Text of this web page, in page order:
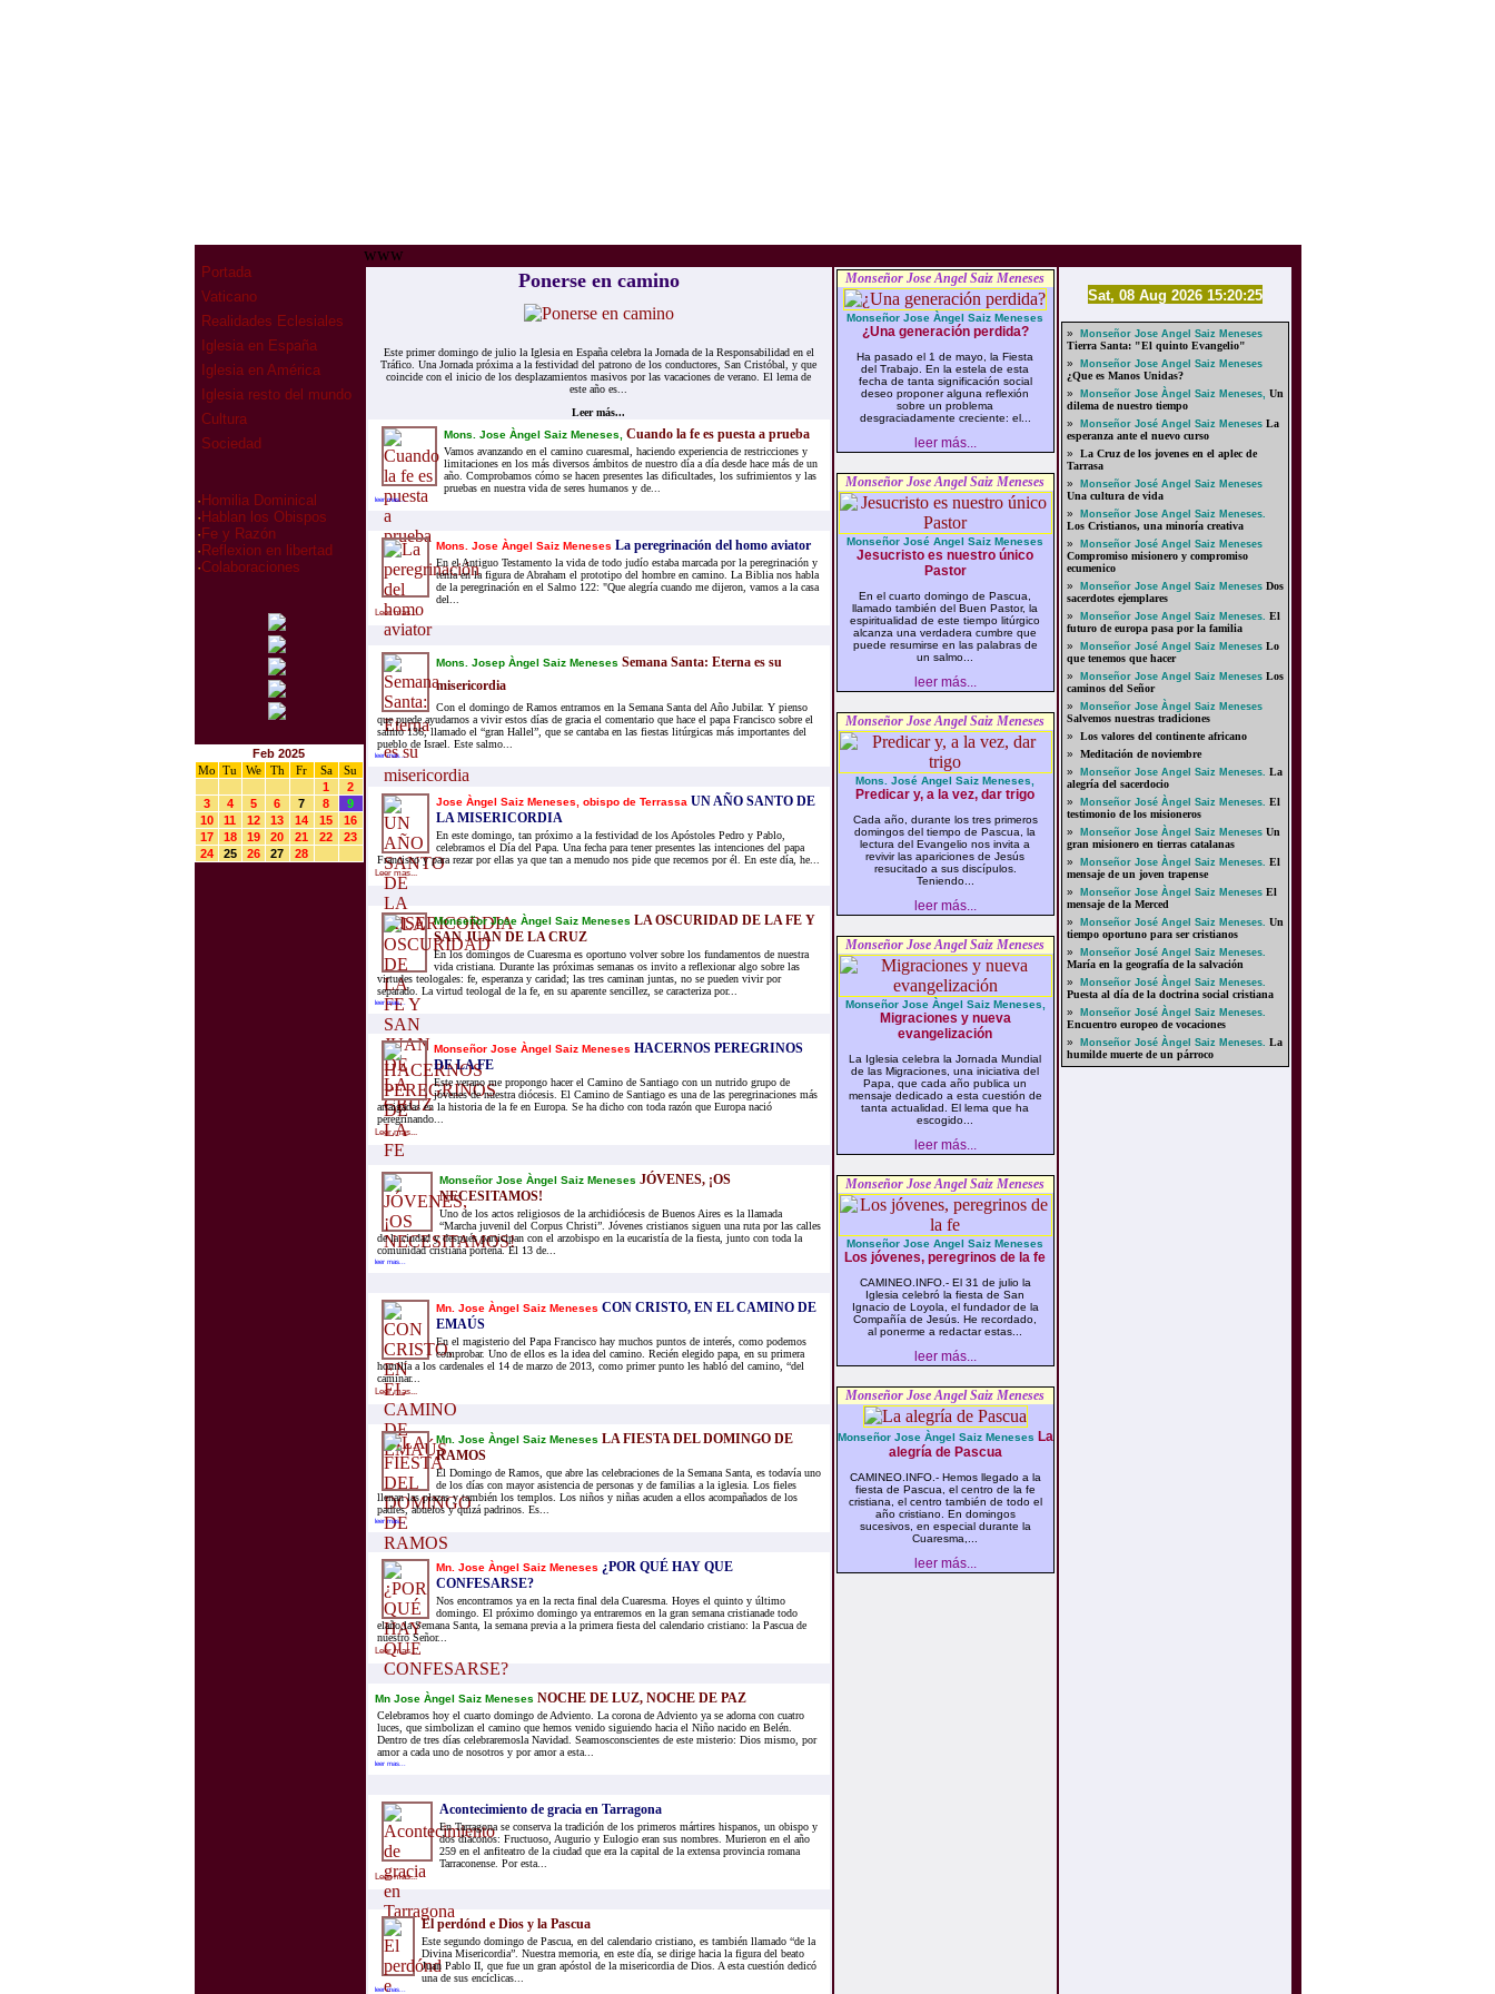
Portada
Vaticano
Realidades Eclesiales
Iglesia en España
Iglesia en América
Iglesia resto del mundo
Cultura
Sociedad
· Homilia Dominical
· Hablan los Obispos
· Fe y Razón
· Reflexion en libertad
·Colaboraciones
Feb 2025
Mo Tu We Th Fr Sa
Su
1
2
3
4 5 6 7 8
9
10
11 12 13 14 15
16
17
18 19 20 21 22
23
24
25 26 27 28
www
Ponerse en camino
Este primer domingo de julio la Iglesia en España celebra la Jornada de la Responsabilidad en el
Tráfico. Una Jornada próxima a la festividad del patrono de los conductores, San Cristóbal, y que
coincide con el inicio de los desplazamientos masivos por las vacaciones de verano. El lema de
este año es...
Leer más...
Mons. Jose Àngel Saiz Meneses, Cuando la fe es puesta a prueba
Vamos avanzando en el camino cuaresmal, haciendo experiencia de restricciones y
limitaciones en los más diversos ámbitos de nuestro día a día desde hace más de un
año. Comprobamos cómo se hacen presentes las dificultades, los sufrimientos y las
pruebas en nuestra vida de seres humanos y de...
leer mas...
Mons. Jose Àngel Saiz Meneses La peregrinación del homo aviator
En el Antiguo Testamento la vida de todo judío estaba marcada por la peregrinación y
tenía en la figura de Abraham el prototipo del hombre en camino. La Biblia nos habla
de la peregrinación en el Salmo 122: "Que alegría cuando me dijeron, vamos a la casa
del...
Leer mas...
Mons. Josep Àngel Saiz Meneses Semana Santa: Eterna es su
misericordia
Con el domingo de Ramos entramos en la Semana Santa del Año Jubilar. Y pienso
que puede ayudarnos a vivir estos días de gracia el comentario que hace el papa Francisco sobre el
salmo 136, llamado el “gran Hallel”, que se cantaba en las fiestas litúrgicas más importantes del
pueblo de Israel. Este salmo...
leer mas...
Jose Àngel Saiz Meneses, obispo de TerrassaUN AÑO SANTO DE
LA MISERICORDIA
En este domingo, tan próximo a la festividad de los Apóstoles Pedro y Pablo,
celebramos el Día del Papa. Una fecha para tener presentes las intenciones del papa
Francisco y para rezar por ellas ya que tan a menudo nos pide que recemos por él. En este día, he...
Leer mas...
Monseñor Jose Àngel Saiz Meneses LA OSCURIDAD DE LA FE Y
SAN JUAN DE LA CRUZ
En los domingos de Cuaresma es oportuno volver sobre los fundamentos de nuestra
vida cristiana. Durante las próximas semanas os invito a reflexionar algo sobre las
virtudes teologales: fe, esperanza y caridad; las tres caminan juntas, no se pueden vivir por
separado. La virtud teologal de la fe, en su aparente sencillez, se caracteriza por...
leer mas...
Monseñor Jose Àngel Saiz Meneses HACERNOS PEREGRINOS
DE LA FE
Este verano me propongo hacer el Camino de Santiago con un nutrido grupo de
jóvenes de nuestra diócesis. El Camino de Santiago es una de las peregrinaciones más
arraigadas en la historia de la fe en Europa. Se ha dicho con toda razón que Europa nació
peregrinando...
Leer mas...
Monseñor Jose Àngel Saiz Meneses JÓVENES, ¡OS
NECESITAMOS!
Uno de los actos religiosos de la archidiócesis de Buenos Aires es la llamada
“Marcha juvenil del Corpus Christi”. Jóvenes cristianos siguen una ruta por las calles
de la ciudad y después participan con el arzobispo en la eucaristía de la fiesta, junto con toda la
comunidad cristiana porteña. El 13 de...
leer mas...
Mn. Jose Àngel Saiz Meneses CON CRISTO, EN EL CAMINO DE
EMAÚS
En el magisterio del Papa Francisco hay muchos puntos de interés, como podemos
comprobar. Uno de ellos es la idea del camino. Recién elegido papa, en su primera
homilía a los cardenales el 14 de marzo de 2013, como primer punto les habló del camino, “del
caminar...
Leer mas...
Mn. Jose Àngel Saiz Meneses LA FIESTA DEL DOMINGO DE
RAMOS
El Domingo de Ramos, que abre las celebraciones de la Semana Santa, es todavía uno
de los días con mayor asistencia de personas y de familias a la iglesia. Los fieles
llenan las plazas y también los templos. Los niños y niñas acuden a ellos acompañados de los
padres, abuelos y quizá padrinos. Es...
leer mas...
Mn. Jose Àngel Saiz Meneses ¿POR QUÉ HAY QUE
CONFESARSE?
Nos encontramos ya en la recta final dela Cuaresma. Hoyes el quinto y último
domingo. El próximo domingo ya entraremos en la gran semana cristianade todo
elaño,la Semana Santa, la semana previa a la primera fiesta del calendario cristiano: la Pascua de
nuestro Señor...
Leer mas...
Mn Jose Àngel Saiz Meneses NOCHE DE LUZ, NOCHE DE PAZ
Celebramos hoy el cuarto domingo de Adviento. La corona de Adviento ya se adorna con cuatro
luces, que simbolizan el camino que hemos venido siguiendo hacia el Niño nacido en Belén.
Dentro de tres días celebraremosla Navidad. Seamosconscientes de este misterio: Dios mismo, por
amor a cada uno de nosotros y por amor a esta...
leer mas...
Acontecimiento de gracia en Tarragona
En Tarragona se conserva la tradición de los primeros mártires hispanos, un obispo y
dos diáconos: Fructuoso, Augurio y Eulogio eran sus nombres. Murieron en el año
259 en el anfiteatro de la ciudad que era la capital de la extensa provincia romana
Tarraconense. Por esta...
Leer mas...
El perdónd e Dios y la Pascua
Este segundo domingo de Pascua, en del calendario cristiano, es también llamado “de la
Divina Misericordia”. Nuestra memoria, en este día, se dirige hacia la figura del beato
Juan Pablo II, que fue un gran apóstol de la misericordia de Dios. A esta cuestión dedicó
una de sus encíclicas...
leer mas...
Monseñor Jose Angel Saiz Meneses
Monseñor Jose Àngel Saiz Meneses
¿Una generación perdida?
Ha pasado el 1 de mayo, la Fiesta
del Trabajo. En la estela de esta
fecha de tanta significación social
deseo proponer alguna reflexión
sobre un problema
desgraciadamente creciente: el...
leer más...
Monseñor Jose Angel Saiz Meneses
Monseñor José Angel Saiz Meneses
Jesucristo es nuestro único
Pastor
En el cuarto domingo de Pascua,
llamado también del Buen Pastor, la
espiritualidad de este tiempo litúrgico
alcanza una verdadera cumbre que
puede resumirse en las palabras de
un salmo...
leer más...
Monseñor Jose Angel Saiz Meneses
Mons. José Angel Saiz Meneses,
Predicar y, a la vez, dar trigo
Cada año, durante los tres primeros
domingos del tiempo de Pascua, la
lectura del Evangelio nos invita a
revivir las apariciones de Jesús
resucitado a sus discípulos.
Teniendo...
leer más...
Monseñor Jose Angel Saiz Meneses
Monseñor Jose Àngel Saiz Meneses,
Migraciones y nueva
evangelización
La Iglesia celebra la Jornada Mundial
de las Migraciones, una iniciativa del
Papa, que cada año publica un
mensaje dedicado a esta cuestión de
tanta actualidad. El lema que ha
escogido...
leer más...
Monseñor Jose Angel Saiz Meneses
Monseñor Jose Angel Saiz Meneses
Los jóvenes, peregrinos de la fe
CAMINEO.INFO.- El 31 de julio la
Iglesia celebró la fiesta de San
Ignacio de Loyola, el fundador de la
Compañía de Jesús. He recordado,
al ponerme a redactar estas...
leer más...
Monseñor Jose Angel Saiz Meneses
Monseñor Jose Àngel Saiz Meneses La
alegría de Pascua
CAMINEO.INFO.- Hemos llegado a la
fiesta de Pascua, el centro de la fe
cristiana, el centro también de todo el
año cristiano. En domingos
sucesivos, en especial durante la
Cuaresma,...
leer más...
Sat, 08 Aug 2026 15:20:25
» Monseñor Jose Angel Saiz Meneses
Tierra Santa: "El quinto Evangelio"
»
Monseñor Jose Angel Saiz Meneses
¿Que es Manos Unidas?
»
Monseñor Jose Àngel Saiz Meneses, Un
dilema de nuestro tiempo
»
Monseñor José Angel Saiz MenesesLa
esperanza ante el nuevo curso
»
La Cruz de los jovenes en el aplec de
Tarrasa
»
Monseñor José Angel Saiz Meneses
Una cultura de vida
»
Monseñor Jose Angel Saiz Meneses.
Los Cristianos, una minoría creativa
»
Monseñor José Angel Saiz Meneses
Compromiso misionero y compromiso
ecumenico
»
Monseñor Jose Angel Saiz MenesesDos
sacerdotes ejemplares
»
Monseñor Jose Angel Saiz Meneses. El
futuro de europa pasa por la familia
»
Monseñor José Angel Saiz MenesesLo
que tenemos que hacer
»
Monseñor Jose Angel Saiz MenesesLos
caminos del Señor
»
Monseñor Jose Àngel Saiz Meneses
Salvemos nuestras tradiciones
»
Los valores del continente africano
»
Meditación de noviembre
»
Monseñor Jose Angel Saiz Meneses. La
alegría del sacerdocio
»
Monseñor José Àngel Saiz Meneses. El
testimonio de los misioneros
»
Monseñor Jose Àngel Saiz MenesesUn
gran misionero en tierras catalanas
»
Monseñor Jose Àngel Saiz Meneses. El
mensaje de un joven trapense
»
Monseñor Jose Àngel Saiz MenesesEl
mensaje de la Merced
»
Monseñor José Angel Saiz Meneses. Un
tiempo oportuno para ser cristianos
»
Monseñor José Angel Saiz Meneses.
María en la geografía de la salvación
»
Monseñor José Àngel Saiz Meneses.
Puesta al día de la doctrina social cristiana
»
Monseñor José Àngel Saiz Meneses.
Encuentro europeo de vocaciones
»
Monseñor José Àngel Saiz Meneses. La
humilde muerte de un párroco